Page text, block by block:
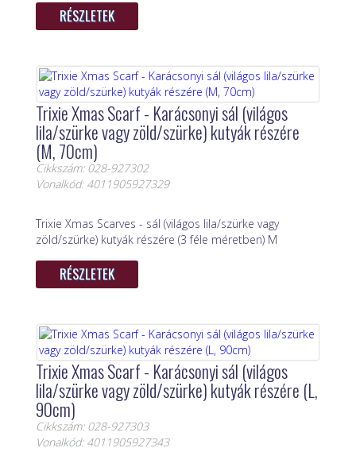
RÉSZLETEK
Trixie Xmas Scarf - Karácsonyi sál (világos
lila/szürke vagy zöld/szürke) kutyák részére
(M, 70cm)
Cikkszám: 028-927302
Vonalkód: 4011905927329
Trixie Xmas Scarves - sál (világos lila/szürke vagy
zöld/szürke) kutyák részére (3 féle méretben) M
RÉSZLETEK
Trixie Xmas Scarf - Karácsonyi sál (világos
lila/szürke vagy zöld/szürke) kutyák részére (L,
90cm)
Cikkszám: 028-927303
Vonalkód: 4011905927343